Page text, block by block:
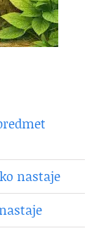
nastaje